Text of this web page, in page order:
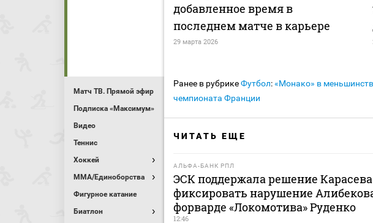
Матч ТВ. Прямой эфир
Подписка «Максимум»
Видео
Теннис
Хоккей
MMA/Единоборства
Фигурное катание
Биатлон
добавленное время в
последнем матче в карьере
29 марта 2026
Ранее в рубрикеФутбол:«Монако» в
чемпионата Франции
ЧИТАТЬ ЕЩЕ
АЛЬФА-БАНК РПЛ
ЭСК поддержала решение
фиксировать нарушение
форварде «Локомотива» Руденко
12:46